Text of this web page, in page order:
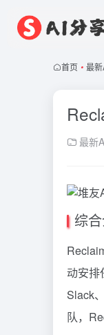
首页 • 最
最新
综
动安排
Slack
队，